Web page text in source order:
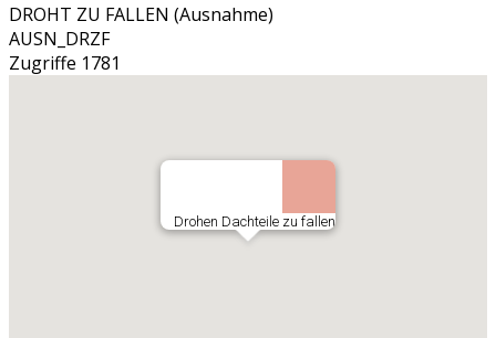
DROHT ZU FALLEN (Ausnahme)
AUSN_DRZF
Zugriffe 1781
Drohen Dachteile zu fallen